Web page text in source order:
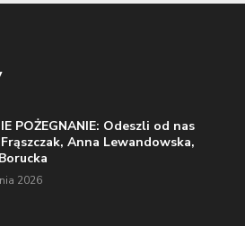
POŻEGNANIE: Odeszli od nas
Anna Lewandowska,
2026